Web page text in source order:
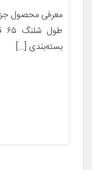
بسته‌بندی […]